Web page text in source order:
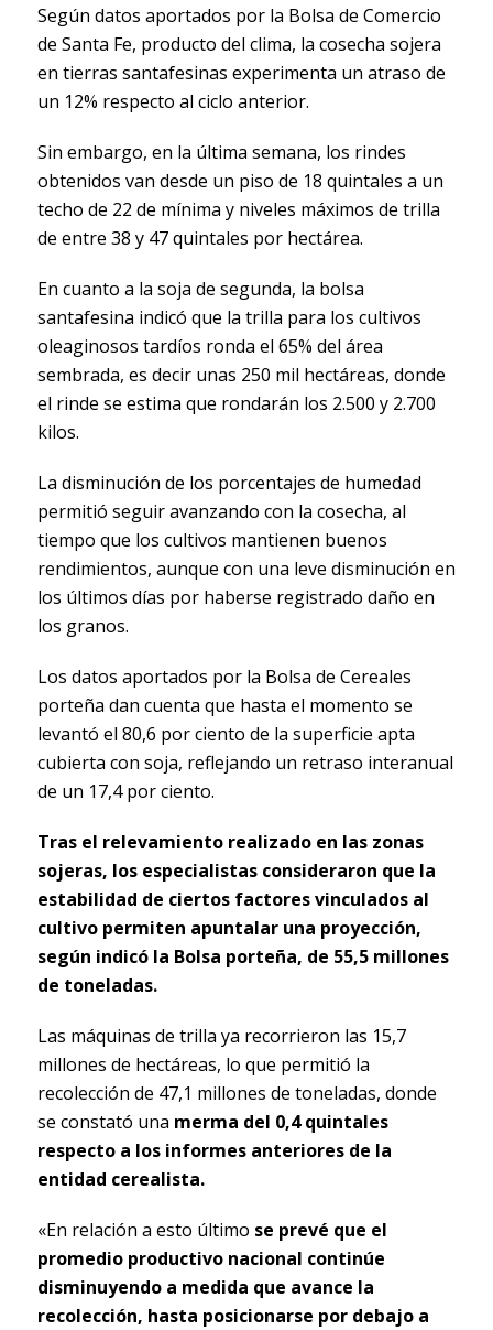
Según datos aportados por la Bolsa de Comercio
de Santa Fe, producto del clima, la cosecha sojera
en tierras santafesinas experimenta un atraso de
un 12% respecto al ciclo anterior.
Sin embargo, en la última semana, los rindes
obtenidos van desde un piso de 18 quintales a un
techo de 22 de mínima y niveles máximos de trilla
de entre 38 y 47 quintales por hectárea.
En cuanto a la soja de segunda, la bolsa
santafesina indicó que la trilla para los cultivos
oleaginosos tardíos ronda el 65% del área
sembrada, es decir unas 250 mil hectáreas, donde
el rinde se estima que rondarán los 2.500 y 2.700
kilos.
La disminución de los porcentajes de humedad
permitió seguir avanzando con la cosecha, al
tiempo que los cultivos mantienen buenos
rendimientos, aunque con una leve disminución en
los últimos días por haberse registrado daño en
los granos.
Los datos aportados por la Bolsa de Cereales
porteña dan cuenta que hasta el momento se
levantó el 80,6 por ciento de la superficie apta
cubierta con soja, reflejando un retraso interanual
de un 17,4 por ciento.
Tras el relevamiento realizado en las zonas
sojeras, los especialistas consideraron que la
estabilidad de ciertos factores vinculados al
cultivo permiten apuntalar una proyección,
según indicó la Bolsa porteña, de 55,5 millones
de toneladas.
Las máquinas de trilla ya recorrieron las 15,7
millones de hectáreas, lo que permitió la
recolección de 47,1 millones de toneladas, donde
se constató una merma del 0,4 quintales
respecto a los informes anteriores de la
entidad cerealista.
«En relación a esto último se prevé que el
promedio productivo nacional continúe
disminuyendo a medida que avance la
recolección, hasta posicionarse por debajo a